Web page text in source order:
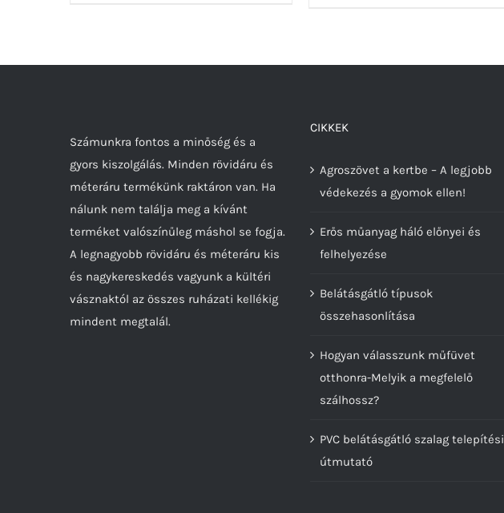
Számunkra fontos a minőség és a
gyors kiszolgálás. Minden rövidáru és
méteráru termékünk raktáron van. Ha
nálunk nem találja meg a kívánt
terméket valószínűleg máshol se fogja.
A legnagyobb rövidáru és méteráru kis
és nagykereskedés vagyunk a kültéri
vásznaktól az összes ruházati kellékig
mindent megtalál.
CIKKEK
Agroszövet a kertbe – A legjobb
védekezés a gyomok ellen!
Erős műanyag háló előnyei és
felhelyezése
Belátásgátló típusok
összehasonlítása
Hogyan válasszunk műfüvet
otthonra-Melyik a megfelelő
szálhossz?
PVC belátásgátló szalag telepítési
útmutató